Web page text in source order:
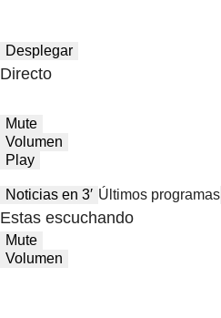
Desplegar
Directo
Mute
Volumen
Play
Noticias en 3′ Últimos programas
Estas escuchando
Mute
Volumen